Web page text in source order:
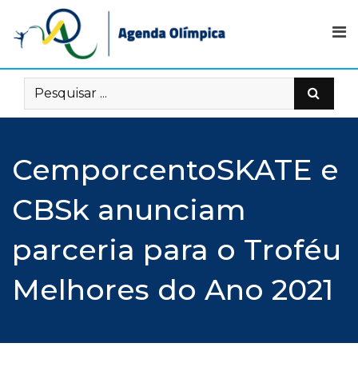
content
CemporcentoSKATE e
CBSk anunciam
parceria para o Troféu
Melhores do Ano 2021